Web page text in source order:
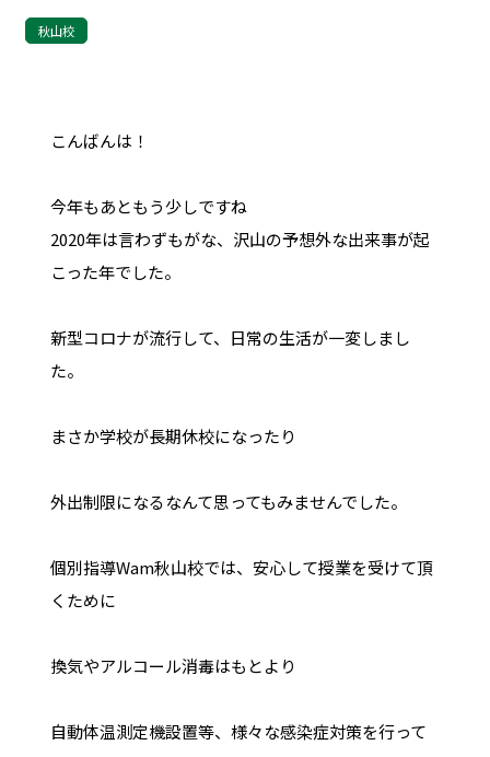
秋山校
こんばんは！
今年もあともう少しですね
2020年は言わずもがな、沢山の予想外な出来事が起
こった年でした。
新型コロナが流行して、日常の生活が一変しまし
た。
まさか学校が長期休校になったり
外出制限になるなんて思ってもみませんでした。
個別指導Wam秋山校では、安心して授業を受けて頂
くために
換気やアルコール消毒はもとより
自動体温測定機設置等、様々な感染症対策を行って